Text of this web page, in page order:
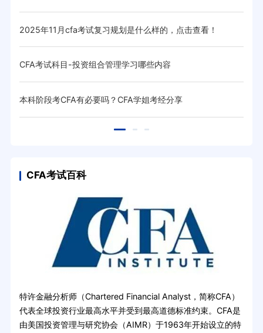
了！
2025年11月cfa考试复习规划是什么样的，点击查看！
CFA考试科目-投资组合管理学习哪些内容
本科阶段考CFA有必要吗？CFA学姐考经分享
CFA考试百科
特许金融分析师（Chartered Financial Analyst，简称CFA）
代表全球投资行业最高水平并受到最高道德标准约束。CFA是
由美国投资管理与研究协会（AIMR）于1963年开始设立的特